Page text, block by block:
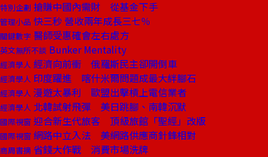
特別企劃 搶賺中國內需財 從基金下手
管理小品 快三秒 營收兩年成長三七％
關鍵數字 醫師受惠確會左右處方
英文無所不談 Bunker Mentality
經濟學人 經濟向前衝 俄羅斯民主卻開倒車
經濟學人 印度躍進 喀什米爾問題成最大絆腳石
經濟學人 漫遊太暴利 歐盟出擊槓上電信業者
經濟學人 北韓試射飛彈 美日跳腳、南韓沉默
國際視窗 迎合新生代旅客 頂級旅館「聖經」改版
國際視窗 網路中立入法 美網路供應商針鋒相對
商周書摘 省錢大作戰 消費市場洗牌